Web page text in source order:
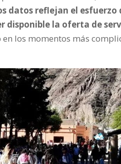
datos reflejan el esfuerzo
la oferta de
los momentos más